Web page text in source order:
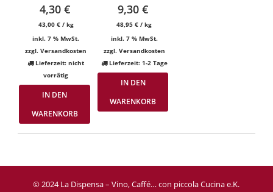
4,30 €
43,00 €/ kg
inkl. 7 % MwSt.
zzgl.Versandkosten
Lieferzeit:nicht
vorrätig
IN DEN
WARENKORB
9,30€
48,95€ /kg
inkl. 7 % MwSt.
zzgl. Versandkosten
Lieferzeit: 1-2 Tage
IN DEN
WARENKORB
© 2024 La Dispensa – Vino, Caffé… con piccola Cucina e.K.